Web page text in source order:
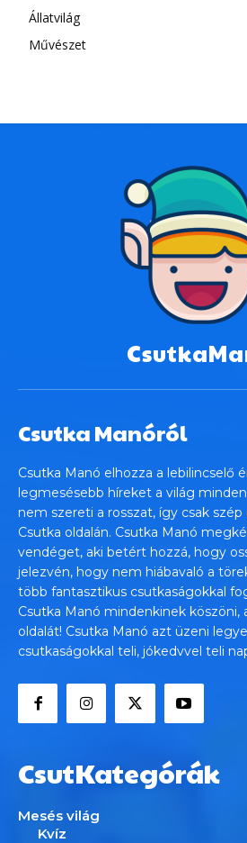
Állatvilág
Művészet
Csutka Manóról
Csutka Manó elhozza a lebilincselő
legmesésebb híreket a világ
nem szereti a rosszat, így csak
Csutka oldalán. Csutka Manó
vendéget, aki betért hozzá, hogy
jelezvén, hogy nem hiábavaló a
több fantasztikus csutkaságokkal
Csutka Manó mindenkinek köszöni,
oldalát! Csutka Manó azt üzeni
csutkaságokkal teli, jókedvvel teli
CsutKategórák
Mesés világ
Kvíz